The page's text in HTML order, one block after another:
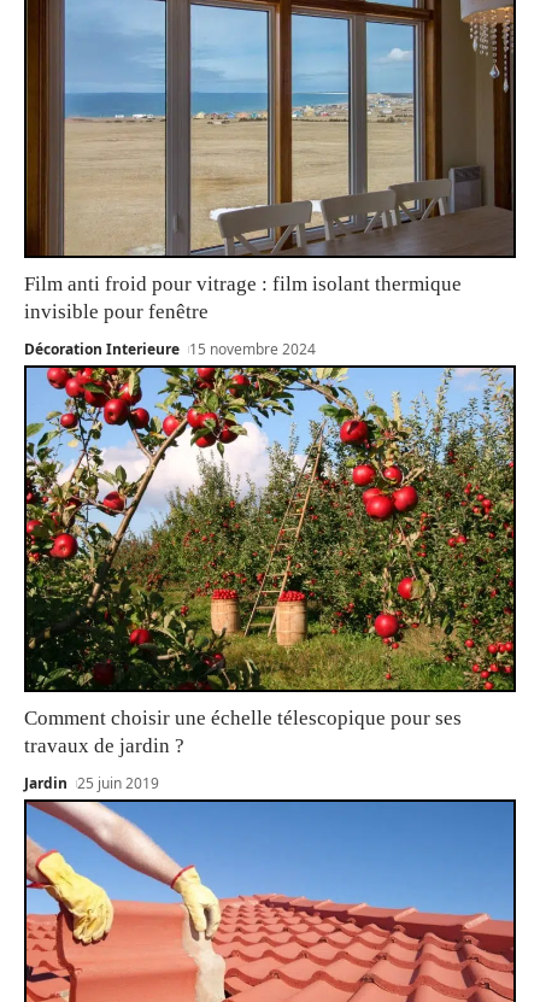
Film anti froid pour vitrage : film isolant thermique
invisible pour fenêtre
Décoration Interieure 15 novembre 2024
Comment choisir une échelle télescopique pour ses
travaux de jardin ?
Jardin 25 juin 2019